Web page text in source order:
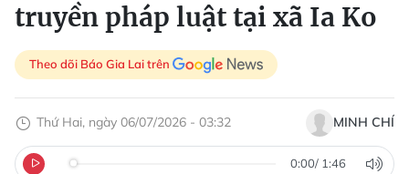
truyền pháp luật tại xã Ia Ko
Theo dõi Báo Gia Lai trên
Thứ Hai, ngày 06/07/2026 - 03:32 MINH CHÍ
0:00/ 1:46